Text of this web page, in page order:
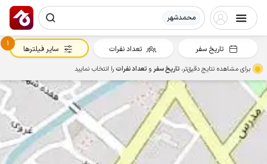
محمدشهر
تاریخ سفر تعداد نفرات
1
سایر فیلترها
برای مشاهده نتایج دقیق‌تر، تاریخ سفرو تعداد نفراترا انتخاب نمایید